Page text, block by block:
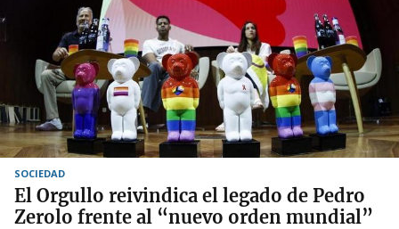
SOCIEDAD
El Orgullo reivindica el legado de Pedro
Zerolo frente al “nuevo orden mundial”